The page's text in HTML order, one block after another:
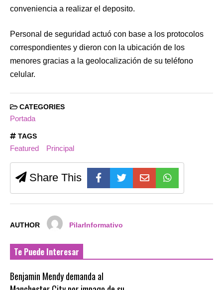
conveniencia a realizar el deposito.
Personal de seguridad actuó con base a los protocolos
correspondientes y dieron con la ubicación de los
menores gracias a la geolocalización de su teléfono
celular.
CATEGORIES
Portada
TAGS
Featured Principal
Share This
AUTHOR PilarInformativo
Te Puede Interesar
Benjamin Mendy demanda al